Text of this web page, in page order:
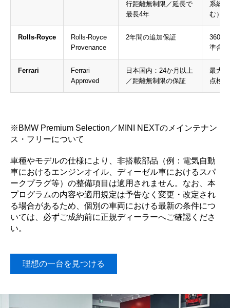
行距離無制限／延長で
最長4年
系統/
む）
Rolls-Royce
Rolls-Royce
Provenance
2年間の追加保証
360°
準合
Ferrari
Ferrari
Approved
日本国内：24か月以上
／距離無制限の保証
最大
点検
※BMW Premium Selection／MINI NEXTのメインテナン
ス・フリーについて
車種やモデルの仕様により、非搭載部品（例：電気自動
車におけるエンジンオイル、ディーゼル車におけるスパ
ークプラグ等）の整備項目は適用されません。なお、本
プログラムの内容や適用規定は予告なく変更・改定され
る場合があるため、個別の車両における最新の条件につ
いては、必ずご成約前に正規ディーラーへご確認くださ
い。
理想の一台を見つける